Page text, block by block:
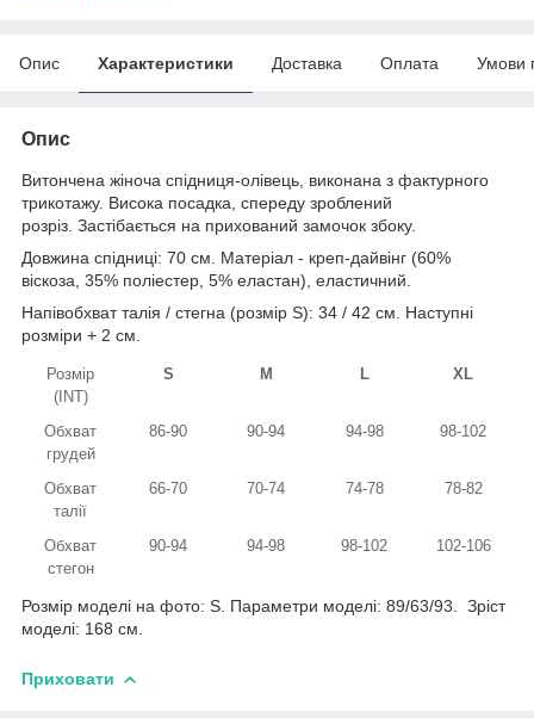
Опис Характеристики Доставка Оплата Умови
Опис
Витончена жіноча спідниця-олівець, виконана з фактурного
трикотажу. Висока посадка, спереду зроблений
розріз. Застібається на прихований замочок збоку.
Довжина спідниці: 70 см. Матеріал - креп-дайвінг (60%
віскоза, 35% поліестер, 5% еластан), еластичний.
Напівобхват талія / стегна (розмір S): 34 / 42 см. Наступні
розміри + 2 см.
Розмір
(INT)
S M L XL
Обхват
грудей
86-90 90-94 94-98 98-102
Обхват
талії
66-70 70-74 74-78 78-82
Обхват
стегон
90-94 94-98 98-102 102-106
Розмір моделі на фото: S. Параметри моделі: 89/63/93. Зріст
моделі: 168 см.
Приховати